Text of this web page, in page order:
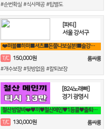
#순번확실 #식사제공 #팁별도
[파티]
서울 강서구
❤️퍼블■하퍼■셔츠■돈쭐나보실분!■술강요X■출퇴근맘대로■갯수보장❤️
T/C
150,000원
룸싸롱
#개수보장 #뒷방없음 #칼퇴보장
[824노래빠]
경기 광명시
철산 밤알바❤️♥끼♥철산메인♥1등콜♥출퇴근100퍼♥90분 13만♥때초X♥❤️
T/C 130,000원
룸싸롱